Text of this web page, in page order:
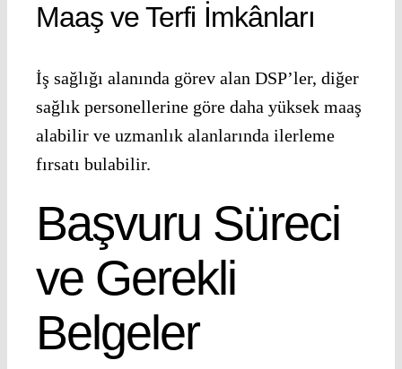
Maaş ve Terfi İmkânları
İş sağlığı alanında görev alan DSP’ler, diğer
sağlık personellerine göre daha yüksek maaş
alabilir ve uzmanlık alanlarında ilerleme
fırsatı bulabilir.
Başvuru Süreci
ve Gerekli
Belgeler